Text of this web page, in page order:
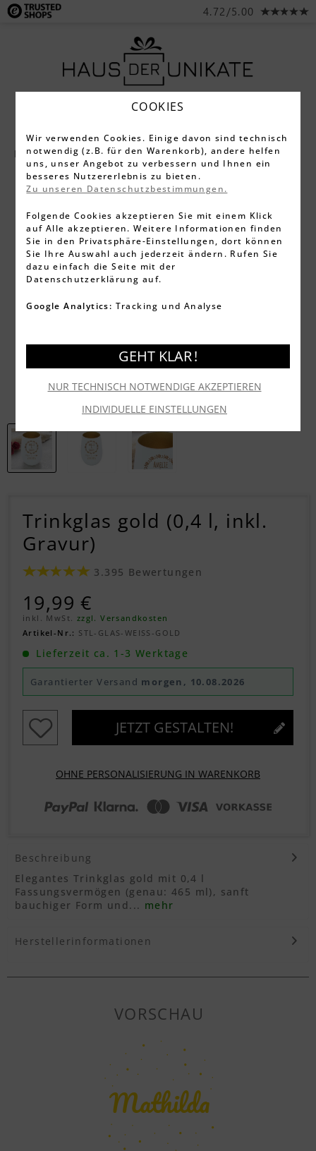
4.72/5.00
Neu
Trinkglas gold (0,4 l, inkl.
Gravur)
3.395 Bewertungen
19,99 €
inkl. MwSt. zzgl. Versandkosten
Artikel-Nr.: STL-GLAS-WEISS-GOLD
Lieferzeit ca. 1-3 Werktage
Garantierter Versand morgen, 10.08.2026
JETZT GESTALTEN!
OHNE PERSONALISIERUNG IN WARENKORB
Beschreibung
Elegantes Trinkglas gold mit 0,4 l
Fassungsvermögen (genau: 465 ml), sanft
bauchiger Form und... mehr
Herstellerinformationen
VORSCHAU
COOKIES
Wir verwenden Cookies. Einige davon sind technisch
notwendig (z.B. für den Warenkorb), andere helfen
uns, unser Angebot zu verbessern und Ihnen ein
besseres Nutzererlebnis zu bieten.
Zu unseren Datenschutzbestimmungen.
Folgende Cookies akzeptieren Sie mit einem Klick
auf Alle akzeptieren. Weitere Informationen finden
Sie in den Privatsphäre-Einstellungen, dort können
Sie Ihre Auswahl auch jederzeit ändern. Rufen Sie
dazu einfach die Seite mit der
Datenschutzerklärung auf.
Google Analytics: Tracking und Analyse
INDIVIDUELLE EINSTELLUNGEN
NUR TECHNISCH NOTWENDIGE AKZEPTIEREN
GEHT KLAR !